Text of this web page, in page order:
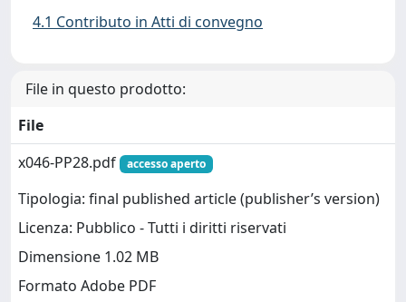
4.1 Contributo in Atti di convegno
File in questo prodotto:
File
x046-PP28.pdf
accesso aperto
Tipologia: final published article (publisher’s version)
Licenza: Pubblico - Tutti i diritti riservati
Dimensione 1.02 MB
Formato Adobe PDF